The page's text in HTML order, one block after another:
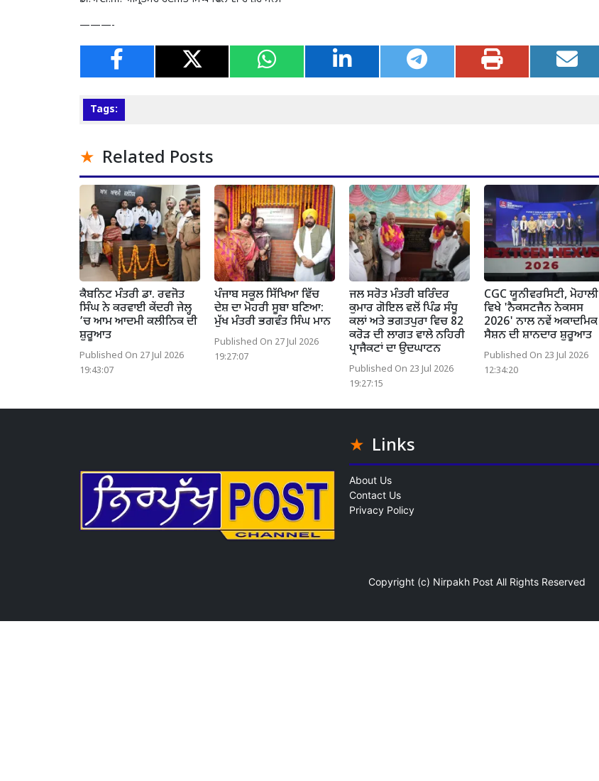
———-
Tags:
Related Posts
ਕੈਬਨਿਟ ਮੰਤਰੀ ਡਾ. ਰਵਜੋਤ
ਸਿੰਘ ਨੇ ਕਰਵਾਈ ਕੇਂਦਰੀ ਜੇਲ੍ਹ
’ਚ ਆਮ ਆਦਮੀ ਕਲੀਨਿਕ ਦੀ
ਸ਼ੁਰੂਆਤ
Published On 27 Jul 2026
19:43:07
ਪੰਜਾਬ ਸਕੂਲ ਸਿੱਖਿਆ ਵਿੱਚ
ਦੇਸ਼ ਦਾ ਮੋਹਰੀ ਸੂਬਾ ਬਣਿਆ:
ਮੁੱਖ ਮੰਤਰੀ ਭਗਵੰਤ ਸਿੰਘ ਮਾਨ
Published On 27 Jul 2026
19:27:07
ਜਲ ਸਰੋਤ ਮੰਤਰੀ ਬਰਿੰਦਰ
ਕੁਮਾਰ ਗੋਇਲ ਵਲੋਂ ਪਿੰਡ ਸੰਧੂ
ਕਲਾਂ ਅਤੇ ਭਗਤਪੁਰਾ ਵਿਚ 82
ਕਰੋੜ ਦੀ ਲਾਗਤ ਵਾਲੇ ਨਹਿਰੀ
ਪ੍ਰਾਜੈਕਟਾਂ ਦਾ ਉਦਘਾਟਨ
Published On 23 Jul 2026
19:27:15
CGC ਯੂਨੀਵਰਸਿਟੀ, ਮੋਹਾਲੀ
ਵਿਖੇ 'ਨੈਕਸਟਜੈਨ ਨੇਕਸਸ
2026' ਨਾਲ ਨਵੇਂ ਅਕਾਦਮਿਕ
ਸੈਸ਼ਨ ਦੀ ਸ਼ਾਨਦਾਰ ਸ਼ੁਰੂਆਤ
Published On 23 Jul 2026
12:34:20
Links
About Us
Contact Us
Privacy Policy
Copyright (c) Nirpakh Post All Rights Reserved